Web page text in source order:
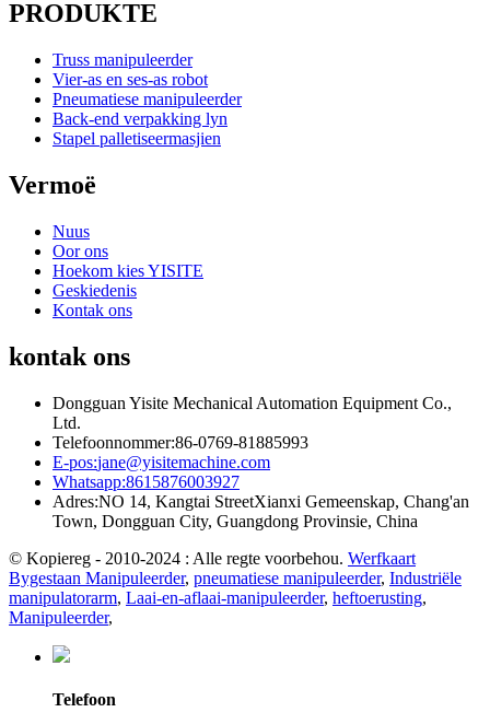
PRODUKTE
Truss manipuleerder
Vier-as en ses-as robot
Pneumatiese manipuleerder
Back-end verpakking lyn
Stapel palletiseermasjien
Vermoë
Nuus
Oor ons
Hoekom kies YISITE
Geskiedenis
Kontak ons
kontak ons
Dongguan Yisite Mechanical Automation Equipment Co.,
Ltd.
Telefoonnommer:86-0769-81885993
E-pos:jane@yisitemachine.com
Whatsapp:8615876003927
Adres:NO 14, Kangtai StreetXianxi Gemeenskap, Chang'an
Town, Dongguan City, Guangdong Provinsie, China
© Kopiereg - 2010-2024 : Alle regte voorbehou. Werfkaart
Bygestaan ​​Manipuleerder, pneumatiese manipuleerder, Industriële
manipulatorarm, Laai-en-aflaai-manipuleerder, heftoerusting,
Manipuleerder,
Telefoon